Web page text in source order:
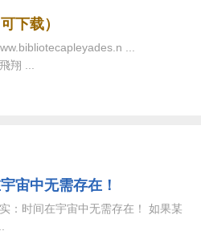
下载）
...
翔 ...
宙中无需存在！
：时间在宇宙中无需存在！ 如果某